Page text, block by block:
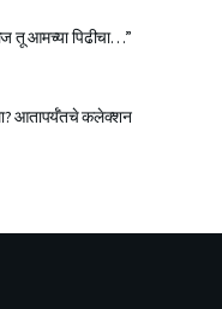
तू आमच्या पिढीचा…”
आतापर्यँतचे कलेक्शन